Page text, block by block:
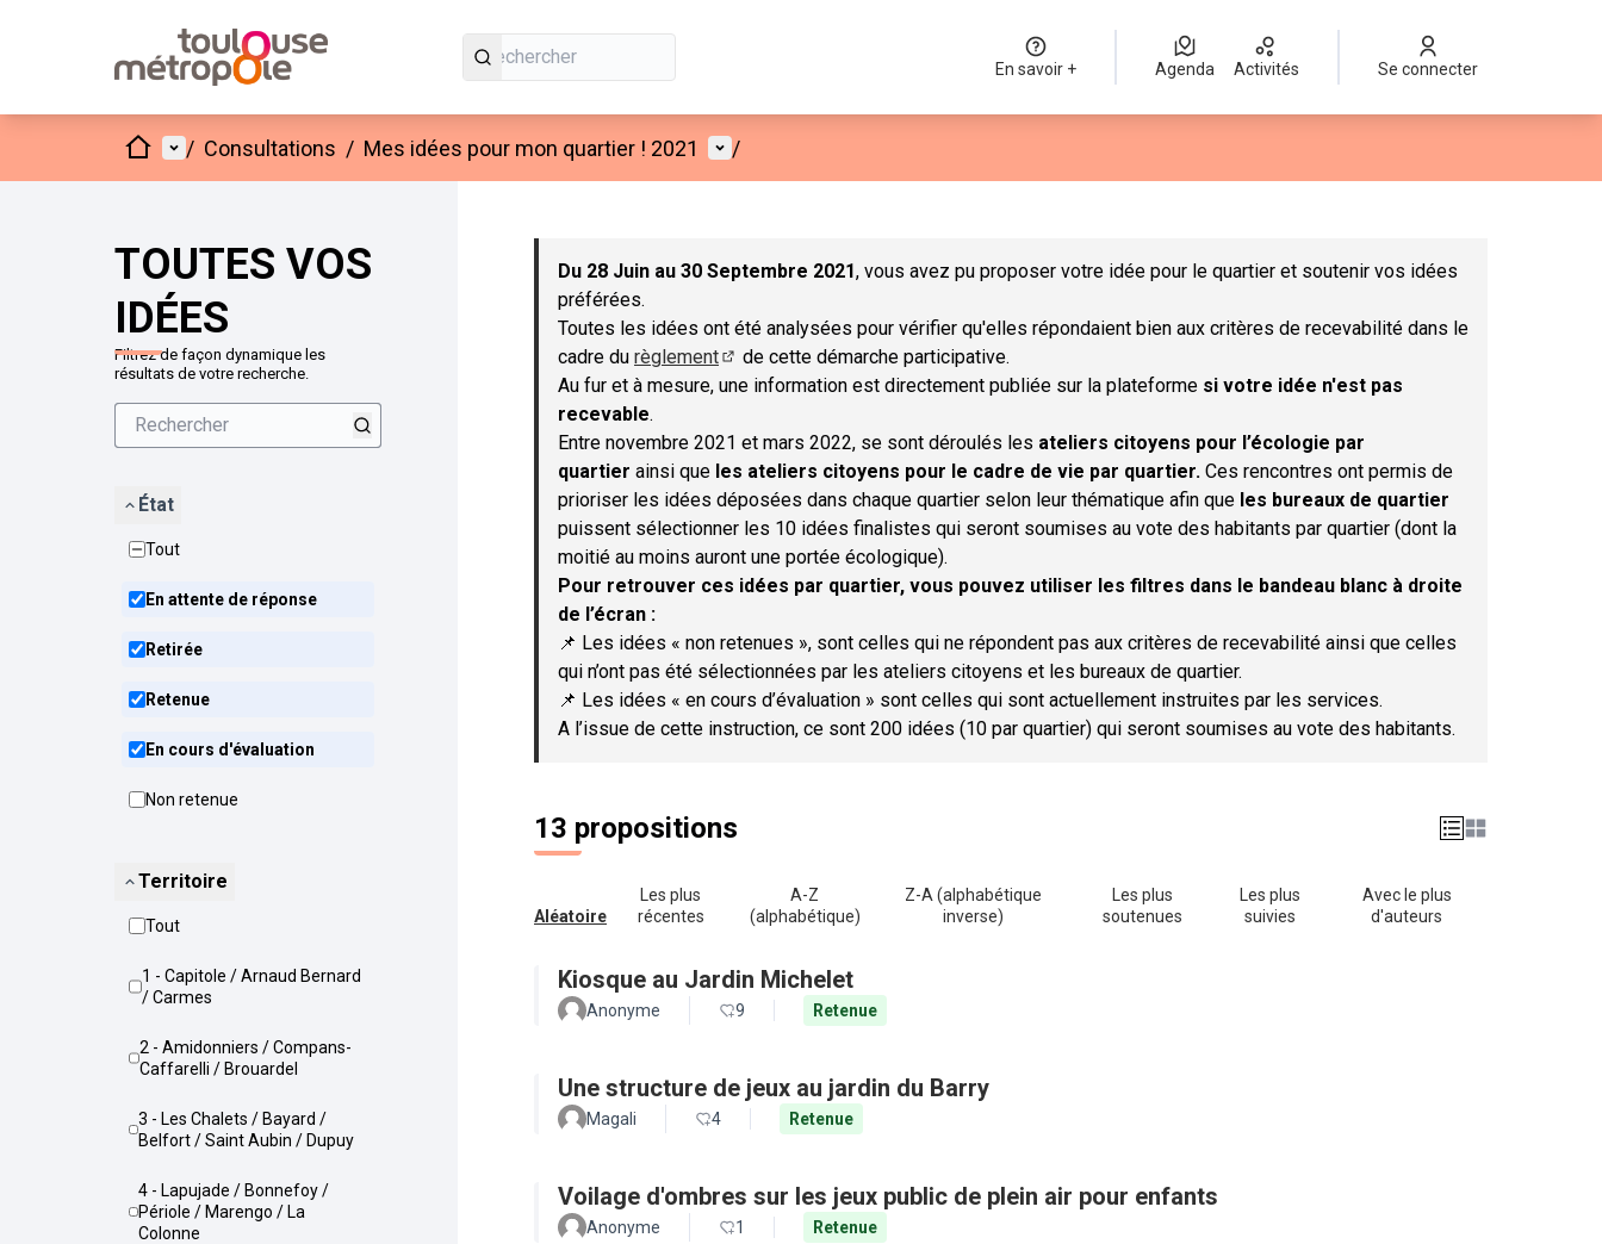
En savoir + Agenda Activités Se connecter
AccueilMenu principal
/ Consultations / Mes idées pour mon quartier ! 2021 Menu utilisateur
/
TOUTES VOS
IDÉES
Filtrez de façon dynamique les
résultats de votre recherche.
État
Tout
En attente de réponse
Retirée
Retenue
En cours d'évaluation
Non retenue
Territoire
Tout
1 - Capitole / Arnaud Bernard
/ Carmes
2 - Amidonniers / Compans-
Caffarelli / Brouardel
3 - Les Chalets / Bayard /
Belfort / Saint Aubin / Dupuy
4 - Lapujade / Bonnefoy /
Périole / Marengo / La
Colonne
Passer la carte
Du 28 Juin au 30 Septembre 2021, vous avez pu proposer votre idée pour le quartier et soutenir vos idées
préférées.
Toutes les idées ont été analysées pour vérifier qu'elles répondaient bien aux critères de recevabilité dans le
cadre du règlement
(S'ouvre dans un nouvel onglet)
de cette démarche participative.
Au fur et à mesure, une information est directement publiée sur la plateforme si votre idée n'est pas
recevable.
Entre novembre 2021 et mars 2022, se sont déroulés les ateliers citoyens pour l’écologie par
quartier ainsi que les ateliers citoyens pour le cadre de vie par quartier. Ces rencontres ont permis de
prioriser les idées déposées dans chaque quartier selon leur thématique afin que les bureaux de quartier
puissent sélectionner les 10 idées finalistes qui seront soumises au vote des habitants par quartier (dont la
moitié au moins auront une portée écologique).
Pour retrouver ces idées par quartier, vous pouvez utiliser les filtres dans le bandeau blanc à droite
de l’écran :
📌 Les idées « non retenues », sont celles qui ne répondent pas aux critères de recevabilité ainsi que celles
qui n’ont pas été sélectionnées par les ateliers citoyens et les bureaux de quartier.
📌 Les idées « en cours d’évaluation » sont celles qui sont actuellement instruites par les services.
A l’issue de cette instruction, ce sont 200 idées (10 par quartier) qui seront soumises au vote des habitants.
13 propositions
Aléatoire
Les plus
récentes
A-Z
(alphabétique)
Z-A (alphabétique
inverse)
Les plus
soutenues
Les plus
suivies
Avec le plus
d'auteurs
Kiosque au Jardin Michelet
Anonyme 9 Retenue
Une structure de jeux au jardin du Barry
Magali 4 Retenue
Voilage d'ombres sur les jeux public de plein air pour enfants
Anonyme 1 Retenue